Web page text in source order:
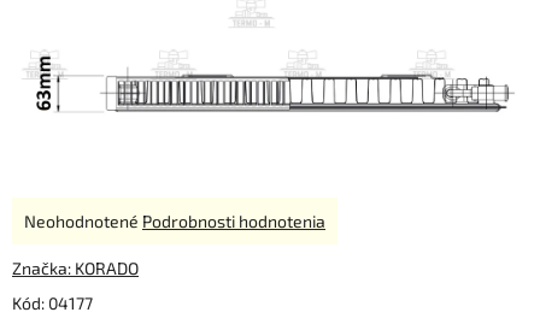
Kód: 04177
Priemerné
produktu
0,0
Neohodnotené Podrobnosti hodnotenia
Značka: KORADO